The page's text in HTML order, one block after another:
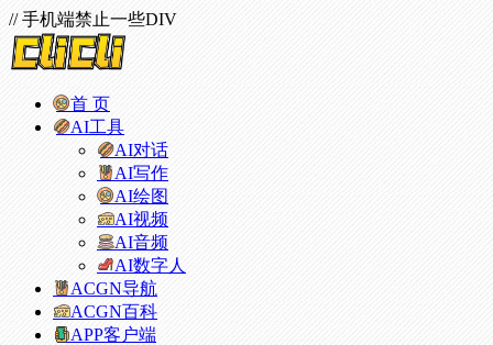
// 手机端禁止一些DIV
首 页
AI工具
AI对话
AI写作
AI绘图
AI视频
AI音频
AI数字人
ACGN导航
ACGN百科
APP客户端